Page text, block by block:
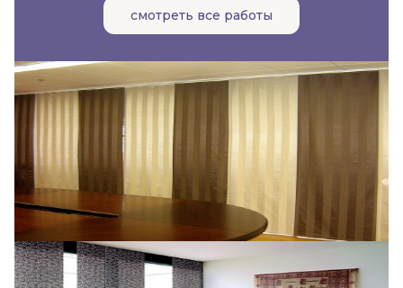
смотреть все работы